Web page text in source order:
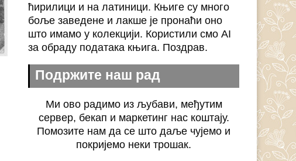
ћирилици и на латиници. Књиге су много
боље заведене и лакше је пронаћи оно
што имамо у колекцији. Користили смо AI
за обраду података књига. Поздрав.
Подржите наш рад
Ми ово радимо из љубави, међутим
сервер, бекап и маркетинг нас коштају.
Помозите нам да се што даље чујемо и
покријемо неки трошак.